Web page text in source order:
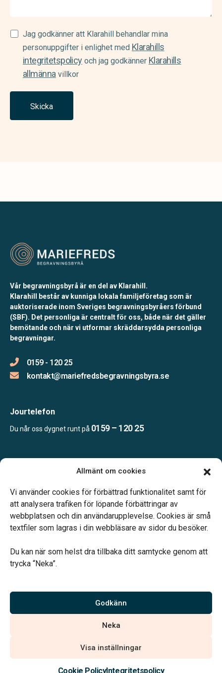
Allmänt om cookies
Vi använder cookies för förbättrad funktionalitet samt för
att analysera trafiken för löpande förbättringar av
webbplatsen och din användarupplevelse. Cookies är små
textfiler som lagras i din webbläsare av sidor du besöker.
Du kan när som helst dra tillbaka ditt samtycke genom att
trycka “Neka”.
Godkänn
Neka
Visa inställningar
Cookie PolicyIntegritetspolicy
Samtycke
(Required)
Jag godkänner att Klarahill behandlar mina
personuppgifter i enlighet med Klarahills
integritetspolicyoch jag godkänner Klarahills
allmännavillkor
Skicka
Kontakta oss
Vår begravningsbyrå är en del av Klarahill.
Klarahill består av kunniga lokala familjeföretag som är
auktoriserade inom Sveriges begravningsbyråers förbund
(SBF). Det personliga är centralt för oss, både när det gäller
bemötande och när vi utformar skräddarsydda personliga
begravningar.
0159 - 120 25
kontakt@mariefredsbegravningsbyra.se
Jourtelefon
Du når oss dygnet runt på 0159 – 120 25
Annan tid efter överenskommelse.
Telefonjour dygnet runt.
Vi är auktoriserade av Sveriges Begravningsbyråers Förbund och
har högt ställda krav på utbildning, kvalitet, miljö och arbetsmiljö.